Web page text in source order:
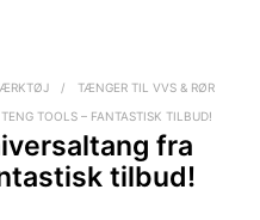
/
TÆNGER TIL VVS & RØR
TOOLS – FANTASTISK TILBUD!
fra
tilbud!